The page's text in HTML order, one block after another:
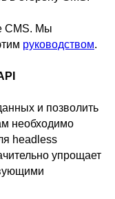
CMS. Мы
руководством.
и позволить
необходимо
headless
упрощает